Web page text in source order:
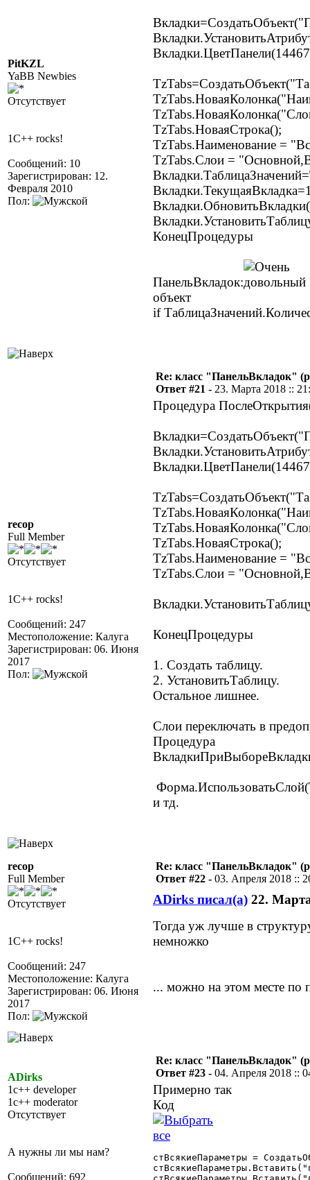
PitKZL
YaBB Newbies
Отсутствует
1C++ rocks!
Сообщений: 10
Зарегистрирован: 12.
Февраля 2010
Пол:
TzTabs.НоваяСтрока();
TzTabs.Наименование =
TzTabs.Слои =
КонецПроцедуры
ПанельВкладок:
объект
if
recop
Full Member
Отсутствует
1C++ rocks!
Сообщений: 247
Местоположение: Калуга
Зарегистрирован: 06. Июня
2017
Пол:
Re: класс "ПанельВкладок"
Ответ #21 - 23. Марта 2018 ::
Процедура
TzTabs.НоваяСтрока();
TzTabs.Наименование =
TzTabs.Слои =
КонецПроцедуры
1. Создать таблицу.
2. УстановитьТаблицу.
Остальное лишнее.
Слои переключать в
Процедура
и тд.
recop
Full Member
Отсутствует
1C++ rocks!
Сообщений: 247
Местоположение: Калуга
Зарегистрирован: 06. Июня
2017
Пол:
Re: класс "ПанельВкладок"
Ответ #22 - 03. Апреля 2018 ::
ADirks писал(а) 22.
Тогда уж лучше в
немножко
... можно на этом месте по
ADirks
1c++ developer
1c++ moderator
Отсутствует
А нужны ли мы нам?
Сообщений: 692
Re: класс "ПанельВкладок"
Ответ #23 - 04. Апреля 2018 ::
Примерно так
Код
стВсякиеПараметры =